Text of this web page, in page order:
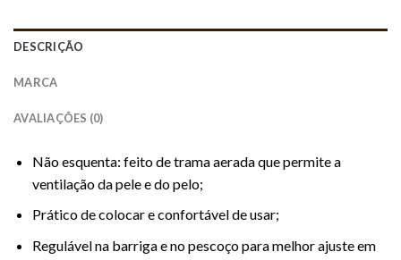
DESCRIÇÃO
MARCA
AVALIAÇÕES (0)
Não esquenta: feito de trama aerada que permite a
ventilação da pele e do pelo;
Prático de colocar e confortável de usar;
Regulável na barriga e no pescoço para melhor ajuste em